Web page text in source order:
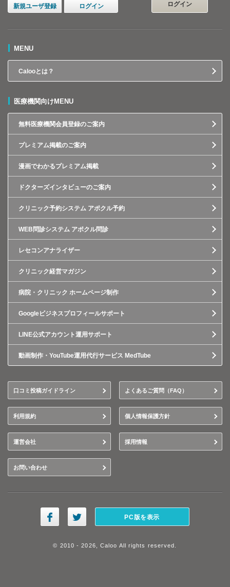
新規ユーザ登録 ログイン
ログイン
MENU
Calooとは？
医療機関向けMENU
無料医療機関会員登録のご案内
プレミアム掲載のご案内
漫画でわかるプレミアム掲載
ドクターズインタビューのご案内
クリニック予約システム アポクル予約
WEB問診システム アポクル問診
レセコンアナライザー
クリニック経営マガジン
病院・クリニック ホームページ制作
Googleビジネスプロフィールサポート
LINE公式アカウント運用サポート
動画制作・YouTube運用代行サービス MedTube
口コミ投稿ガイドライン よくあるご質問（FAQ）
利用規約 個人情報保護方針
運営会社 採用情報
お問い合わせ
PC版を表示
© 2010 - 2026, Caloo All rights reserved.